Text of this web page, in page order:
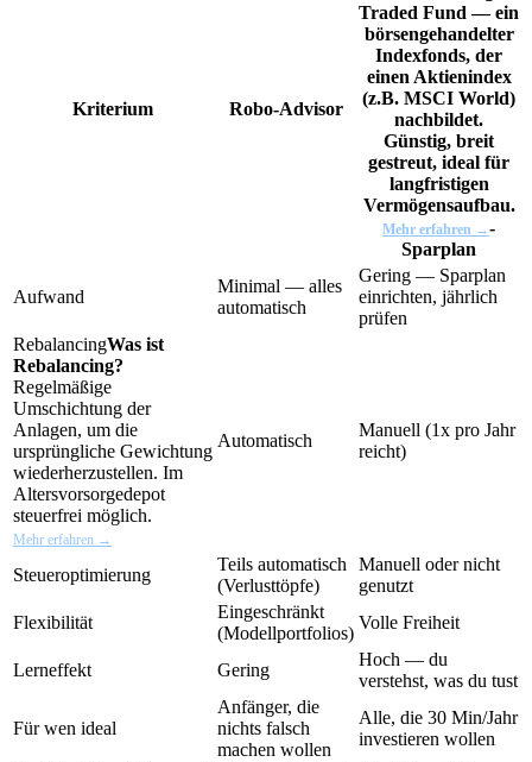
Kriterium Robo-Advisor
Traded Fund — ein
börsengehandelter
Indexfonds, der
einen Aktienindex
(z.B. MSCI World)
nachbildet.
Günstig, breit
gestreut, ideal für
langfristigen
Vermögensaufbau.
Mehr erfahren →-
Sparplan
Aufwand
Minimal — alles
automatisch
Gering — Sparplan
einrichten, jährlich
prüfen
RebalancingWas ist
Rebalancing?
Regelmäßige
Umschichtung der
Anlagen, um die
ursprüngliche Gewichtung
wiederherzustellen. Im
Altersvorsorgedepot
steuerfrei möglich.
Mehr erfahren →
Automatisch
Manuell (1x pro Jahr
reicht)
Steueroptimierung
Teils automatisch
(Verlusttöpfe)
Manuell oder nicht
genutzt
Flexibilität
Eingeschränkt
(Modellportfolios)
Volle Freiheit
Lerneffekt Gering
Hoch — du
verstehst, was du tust
Für wen ideal
Anfänger, die
nichts falsch
machen wollen
Alle, die 30 Min/Jahr
investieren wollen